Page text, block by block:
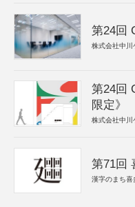
第24回
株式会社中川
第24回
限定》
株式会社中川
第71回
漢字のまち喜